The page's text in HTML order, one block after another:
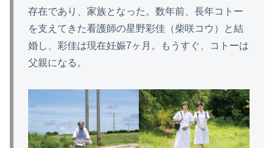
存在であり、家族となった。数年前、長年コトー
を支えてきた看護師の星野彩佳（柴咲コウ）と結
婚し、彩佳は現在妊娠7ヶ月。もうすぐ、コトーは
父親になる。